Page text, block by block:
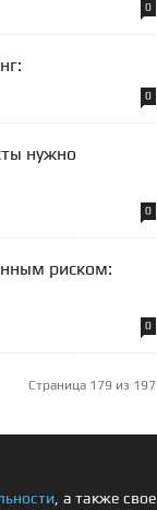
0
0
нужно
0
риском:
0
Страница 179 из 197
, а также свое